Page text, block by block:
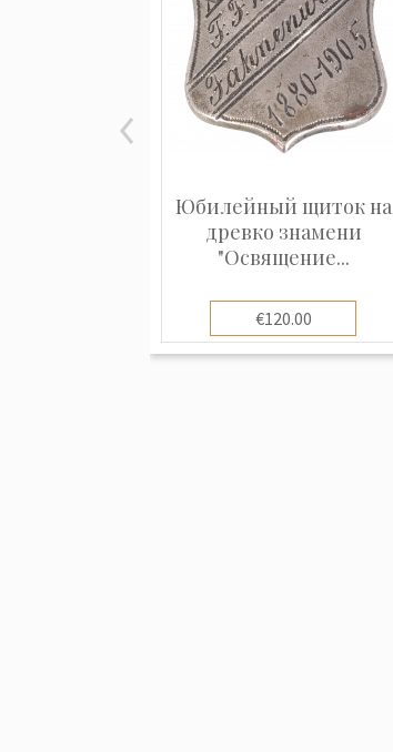
Юбилейный щиток на
древко знамени
"Освящение...
€120.00